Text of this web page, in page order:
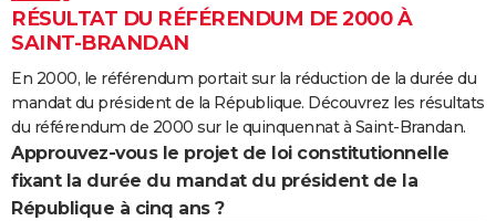
RÉSULTAT DU RÉFÉRENDUM DE 2000 À
SAINT-BRANDAN
En 2000, le référendum portait sur la réduction de la durée du
mandat du président de la République. Découvrez les résultats
du référendum de 2000 sur le quinquennat à Saint-Brandan.
Approuvez-vous le projet de loi constitutionnelle
fixant la durée du mandat du président de la
République à cinq ans ?